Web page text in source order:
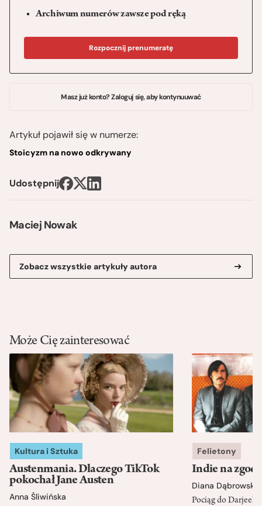
Maciej Nowak
Zobacz wszystkie artykuły autora
Archiwum numerów zawsze pod ręką
Rozpocznij prenumeratę
Masz już konto? Zaloguj się, aby kontynuuwać
Artykuł pojawił się w numerze:
Stoicyzm na nowo odkrywany
Udostępnij
Może Cię zainteresować
Kultura i Sztuka
Austenmania. Dlaczego TikTok
pokochał Jane Austen
Anna Śliwińska
Felietony
Indie na
Diana Dąbrowska
Pociąg do